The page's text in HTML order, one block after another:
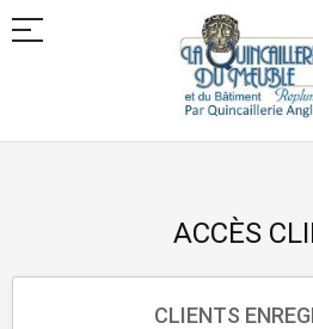
Allez
ACCÈS
CLIENTS